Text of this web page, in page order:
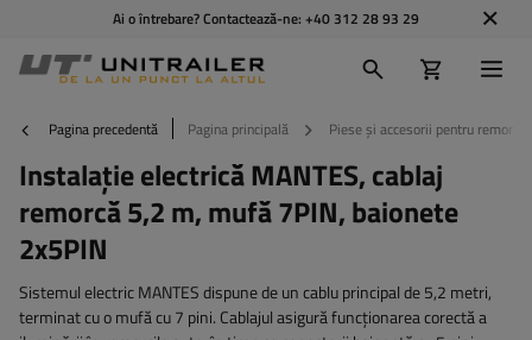
Ai o întrebare? Contactează-ne: +40 312 28 93 29
Pagina precedentă Pagina principală Piese și accesorii pentru remorci
Instalație electrică MANTES, cablaj
remorcă 5,2 m, mufă 7PIN, baionete
2x5PIN
Sistemul electric MANTES dispune de un cablu principal de 5,2 metri,
terminat cu o mufă cu 7 pini. Cablajul asigură funcționarea corectă a